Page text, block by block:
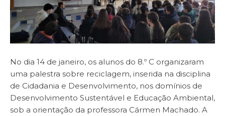
No dia 14 de janeiro, os alunos do 8.º C organizaram
uma palestra sobre reciclagem, inserida na disciplina
de Cidadania e Desenvolvimento, nos domínios de
Desenvolvimento Sustentável e Educação Ambiental,
sob a orientação da professora Cármen Machado. A